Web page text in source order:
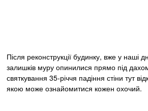
Після реконструкції будинку, вже у наші
залишків муру опинилися прямо під
святкування 35-річчя падіння стіни тут
якою може ознайомитися кожен охочий.